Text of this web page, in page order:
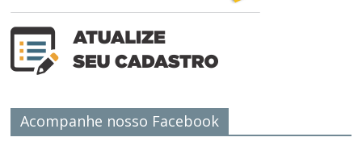
Acompanhe nosso Facebook